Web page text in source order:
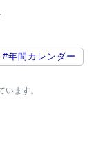
#年間カレンダー
ます。